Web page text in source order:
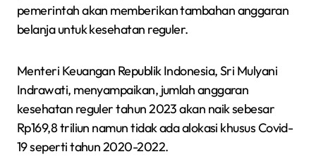
pemerintah akan memberikan tambahan anggaran
belanja untuk kesehatan reguler.
Menteri Keuangan Republik Indonesia, Sri Mulyani
Indrawati, menyampaikan, jumlah anggaran
kesehatan reguler tahun 2023 akan naik sebesar
Rp169,8 triliun namun tidak ada alokasi khusus Covid-
19 seperti tahun 2020-2022.